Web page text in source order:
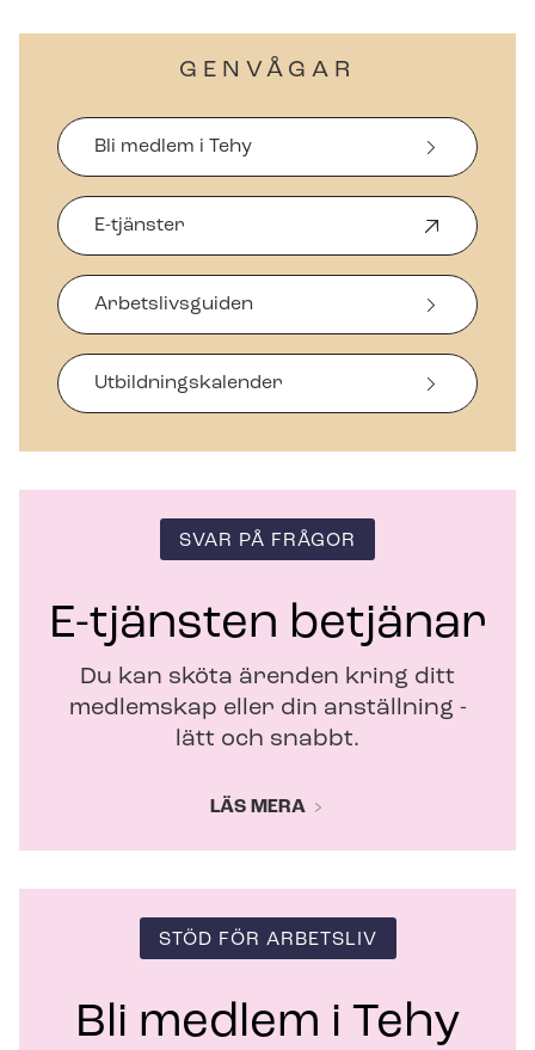
GENVÅGAR
Bli medlem i Tehy
E-tjänster
p
n
a
s
i
t
e
r
Arbetslivsguiden
Ut­bild­nings­ka­len­der
SVAR PÅ FRÅGOR
E-tjänsten betjänar
Du kan sköta ärenden kring ditt
medlemskap eller din anställning -
lätt och snabbt.
LÄS MERA
STÖD FÖR ARBETSLIV
Bli medlem i Tehy